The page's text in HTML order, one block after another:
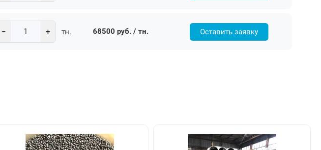
− + тн. 68500 руб. / тн. Оставить заявку